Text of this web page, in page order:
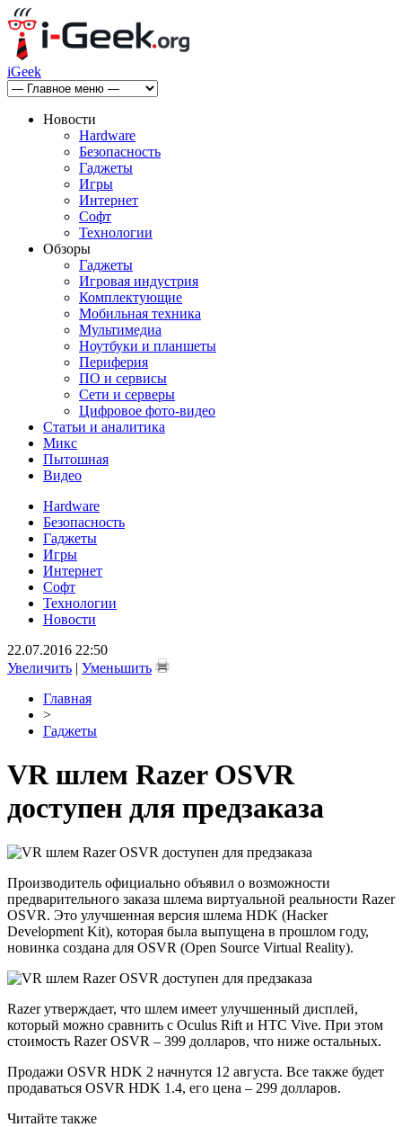
iGeek
Новости
Hardware
Безопасность
Гаджеты
Игры
Интернет
Софт
Технологии
Обзоры
Гаджеты
Игровая индустрия
Комплектующие
Мобильная техника
Мультимедиа
Ноутбуки и планшеты
Периферия
ПО и сервисы
Сети и серверы
Цифровое фото-видео
Статьи и аналитика
Микс
Пытошная
Видео
Hardware
Безопасность
Гаджеты
Игры
Интернет
Софт
Технологии
Новости
22.07.2016 22:50
Увеличить | Уменьшить
Главная
>
Гаджеты
VR шлем Razer OSVR
доступен для предзаказа
Производитель официально объявил о возможности
предварительного заказа шлема виртуальной реальности Razer
OSVR. Это улучшенная версия шлема HDK (Hacker
Development Kit), которая была выпущена в прошлом году,
новинка создана для OSVR (Open Source Virtual Reality).
Razer утверждает, что шлем имеет улучшенный дисплей,
который можно сравнить с Oculus Rift и HTC Vive. При этом
стоимость Razer OSVR – 399 долларов, что ниже остальных.
Продажи OSVR HDK 2 начнутся 12 августа. Все также будет
продаваться OSVR HDK 1.4, его цена – 299 долларов.
Читайте также